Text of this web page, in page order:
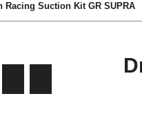
Racing Suction Kit GR SUPRA